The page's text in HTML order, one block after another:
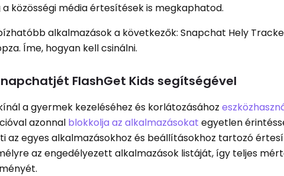
közösségi média értesítések is megkaphatod.
alkalmazások a következők: Snapchat Hely
Íme, hogyan kell csinálni.
FlashGet Kids segítségével
a gyermek kezeléséhez és korlátozásához
azonnal blokkolja az alkalmazásokat egyetlen
az egyes alkalmazásokhoz és beállításokhoz tartozó
az engedélyezett alkalmazások listáját, így teljes